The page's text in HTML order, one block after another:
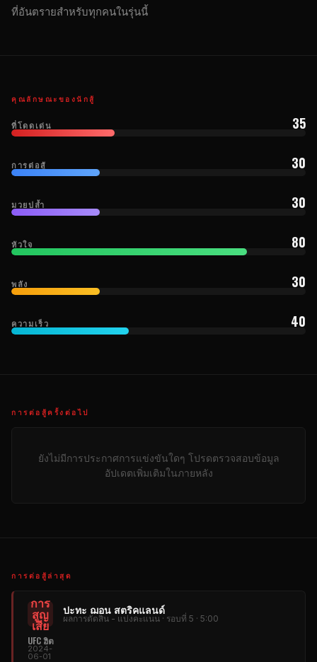
ที่อันตรายสำหรับทุกคนในรุ่นนี้
คุณลักษณะของนักสู้
ที่โดดเด่น 35
การต่อสู้ 30
มวยปล้ำ 30
หัวใจ 80
พลัง 30
ความเร็ว 40
การต่อสู้ครั้งต่อไป
ยังไม่มีการประกาศการแข่งขันใดๆ โปรดตรวจสอบข้อมูล
อัปเดตเพิ่มเติมในภายหลัง
การต่อสู้ล่าสุด
การ
สูญ
เสีย
ปะทะ ฌอน สตริคแลนด์
ผลการตัดสิน - แบ่งคะแนน · รอบที่ 5 · 5:00
UFC ฮิต
2024-
06-01